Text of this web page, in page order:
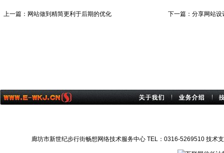
上一篇： 网站做到精简更利于后期的优化 下一篇： 分享网站设
廊坊市新世纪步行街畅想网络技术服务中心 TEL：0316-5269510 技